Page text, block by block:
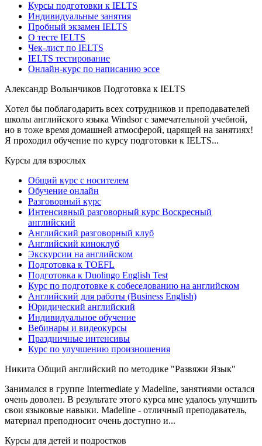
Курсы подготовки к IELTS
Индивидуальные занятия
Пробный экзамен IELTS
О тесте IELTS
Чек-лист по IELTS
IELTS тестирование
Онлайн-курс по написанию эссе
Александр Волынчиков Подготовка к IELTS
Хотел бы поблагодарить всех сотрудников и преподавателей
школы английского языка Windsor с замечательной учебной,
но в тоже время домашней атмосферой, царящей на занятиях!
Я проходил обучение по курсу подготовки к IELTS...
Курсы для взрослых
Общий курс с носителем
Обучение онлайн
Разговорный курс
Интенсивный разговорный курс Воскресный
английский
Английский разговорный клуб
Английский киноклуб
Экскурсии на английском
Подготовка к TOEFL
Подготовка к Duolingo English Test
Курс по подготовке к собеседованию на английском
Английский для работы (Business English)
Юридический английский
Индивидуальное обучение
Вебинары и видеокурсы
Праздничные интенсивы
Курс по улучшению произношения
Никита Общий английский по методике "Развяжи Язык"
Занимался в группе Intermediate у Madeline, занятиями остался
очень доволен. В результате этого курса мне удалось улучшить
свои языковые навыки. Madeline - отличный преподаватель,
материал преподносит очень доступно и...
Курсы для детей и подростков